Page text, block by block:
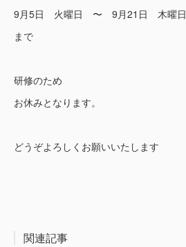
9月5日 火曜日 〜 9月21日 木曜日
まで
研修のため
お休みとなります。
どうぞよろしくお願いいたします
関連記事